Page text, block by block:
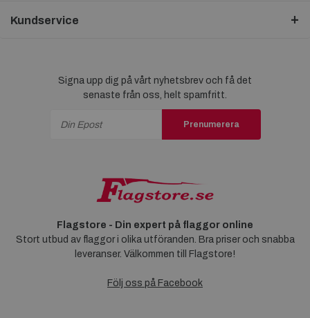
Kundservice
Signa upp dig på vårt nyhetsbrev och få det
senaste från oss, helt spamfritt.
Prenumerera
Flagstore - Din expert på flaggor online
Stort utbud av flaggor i olika utföranden. Bra priser och snabba
leveranser. Välkommen till Flagstore!
Följ oss på Facebook